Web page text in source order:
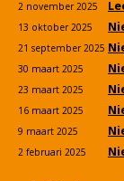
2 november 2025
13 oktober 2025
21 september 2025
30 maart 2025
23 maart 2025
16 maart 2025
9 maart 2025
2 februari 2025